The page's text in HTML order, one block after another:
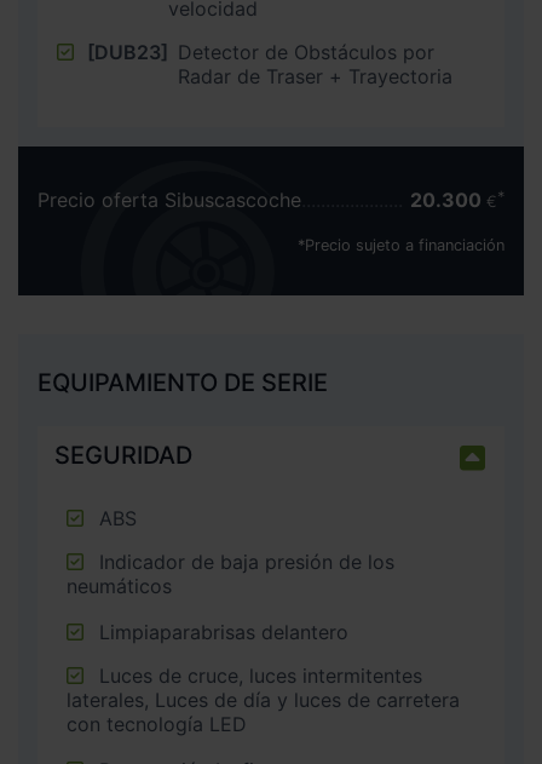
velocidad
[DUB23] Detector de Obstáculos por
Radar de Traser + Trayectoria
Precio oferta Sibuscascoche 20.300 €
*Precio sujeto a financiación
EQUIPAMIENTO DE SERIE
SEGURIDAD
ABS
neumáticos
Limpiaparabrisas delantero
laterales, Luces de día y luces de carretera
con tecnología LED